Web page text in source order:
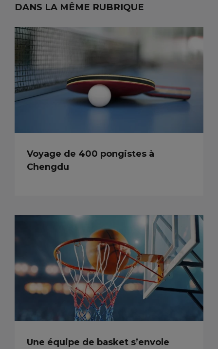
DANS LA MÊME RUBRIQUE
Voyage de 400 pongistes à
Chengdu
Une équipe de basket s’envole